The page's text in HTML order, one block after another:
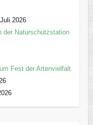
2026
der Naturschutzstation
Fest der Artenvielfalt